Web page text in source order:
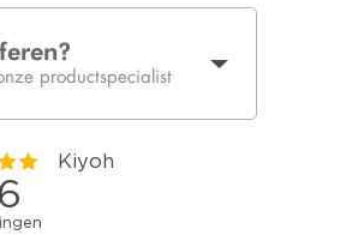
productspecialist